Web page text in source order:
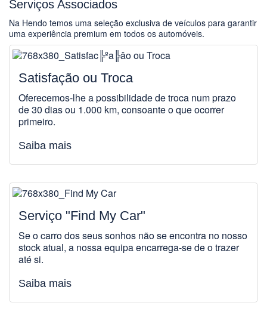
Serviços Associados
Na Hendo temos uma seleção exclusiva de veículos para garantir
uma experiência premium em todos os automóveis.
Satisfação ou Troca
Oferecemos-lhe a possibilidade de troca num prazo
de 30 dias ou 1.000 km, consoante o que ocorrer
primeiro.
Saiba mais
Serviço "Find My Car"
Se o carro dos seus sonhos não se encontra no nosso
stock atual, a nossa equipa encarrega-se de o trazer
até si.
Saiba mais